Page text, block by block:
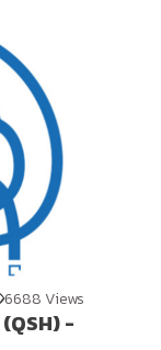
6688 Views
-